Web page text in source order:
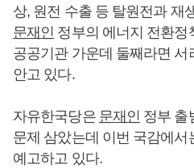
상, 원전 수출 등 탈원전과 재
문재인 정부의 에너지 전환정
공공기관 가운데 둘째라면
안고 있다.
자유한국당은 문재인 정부 출
문제 삼았는데 이번 국감에
예고하고 있다.